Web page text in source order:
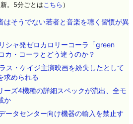
。5分ごとは こちら ）
はそうでない若者と音楽を聴く習慣が異
シャ発ゼロカロリーコーラ「green
カ・コーラとどう違うのか？
ス・ケイジ主演映画を紛失したとして
求められる
ーズ4機種の詳細スペックが流出、全モ
か
ータセンター向け機器の輸入を禁止す